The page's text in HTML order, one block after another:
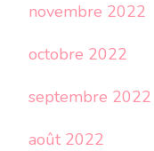
novembre 2022
octobre 2022
septembre 2022
août 2022